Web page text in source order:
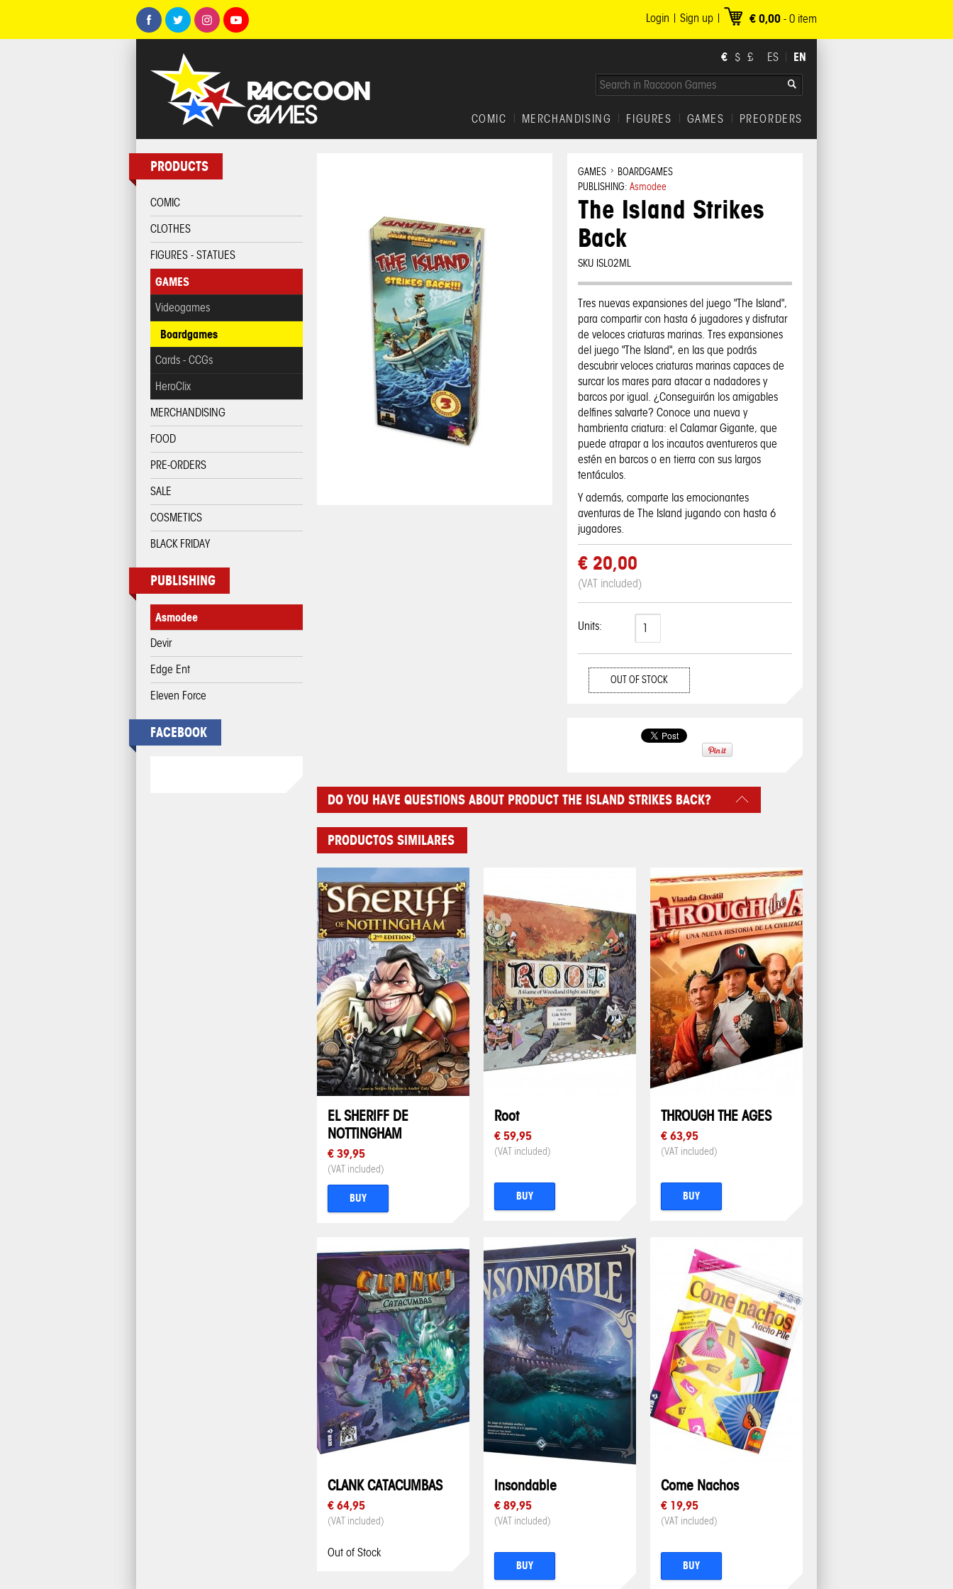
€ 0,00 - 0 item
Sign up
Login
€ $ £ ES EN
PREORDERS
GAMES
FIGURES
MERCHANDISING
COMIC
PRODUCTS
COMIC
CLOTHES
FIGURES - STATUES
GAMES
Videogames
Boardgames
Cards - CCGs
HeroClix
MERCHANDISING
FOOD
PRE-ORDERS
SALE
COSMETICS
BLACK FRIDAY
PUBLISHING
Asmodee
Devir
Edge Ent
Eleven Force
FACEBOOK
GAMES
BOARDGAMES
PUBLISHING: Asmodee
The Island Strikes
Back
SKU ISL02ML
Tres nuevas expansiones del juego "The Island",
para compartir con hasta 6 jugadores y disfrutar
de veloces criaturas marinas. Tres expansiones
del juego "The Island", en las que podrás
descubrir veloces criaturas marinas capaces de
surcar los mares para atacar a nadadores y
barcos por igual. ¿Conseguirán los amigables
delfines salvarte? Conoce una nueva y
hambrienta criatura: el Calamar Gigante, que
puede atrapar a los incautos aventureros que
estén en barcos o en tierra con sus largos
tentáculos.
Y además, comparte las emocionantes
aventuras de The Island jugando con hasta 6
jugadores.
€ 20,00
(VAT included)
Units:
OUT OF STOCK
DO YOU HAVE QUESTIONS ABOUT PRODUCT THE ISLAND STRIKES BACK?
PRODUCTOS SIMILARES
EL SHERIFF DE
NOTTINGHAM
€ 39,95
(VAT included)
BUY
Root
€ 59,95
(VAT included)
BUY
THROUGH THE AGES
€ 63,95
(VAT included)
BUY
CLANK CATACUMBAS
€ 64,95
(VAT included)
Out of Stock
Insondable
€ 89,95
(VAT included)
BUY
Come Nachos
€ 19,95
(VAT included)
BUY